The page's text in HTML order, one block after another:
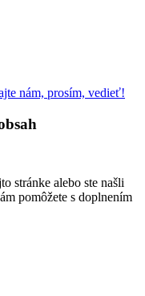
nám, prosím, vedieť!
stránke alebo ste našli
pomôžete s doplnením